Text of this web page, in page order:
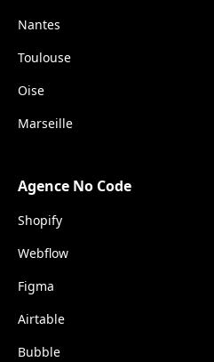
Nantes
Toulouse
Oise
Marseille
Agence No Code
Shopify
Webflow
Figma
Airtable
Bubble